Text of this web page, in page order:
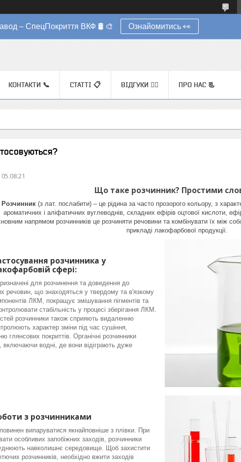
– СпецПокриття ВКФ 🛢️ 🎨 Ознайомитись 👀
КОНТАКТИ 📞 СТАТТІ 📋 ВІДГУКИ ✍🏼 ПРО НАС 📃
05.08.21
Що таке розчинник? Простими
Розчинник (з лат. послабити) – це рідина за часто прозорого кольору, з
ароматичних і аліфатичних вуглеводнів, складних ефірів оцтової кислоти,
напрямом розчинників це розчиняти речовини та комбінувати їх між
прикладі лакофарбової продукції.
розчинника у
сфері:
для розчинення та доведення до
речовин, що знаходяться у твердому та в'язкому
ЛКМ, покращує змішування пігментів та
стабільність у процесі зберігання ЛКМ.
розчинники також сприяють видаленню
характер зміни під час сушіння,
покриттів. Органічні розчинники
водні, де вони відіграють дуже
з розчинниками
випаруватися якнайповніше з плівки. При
особливих запобіжних заходів, розчинники
навколишнє середовище. Щоб захистити
розчинників, необхідно вжити заходів